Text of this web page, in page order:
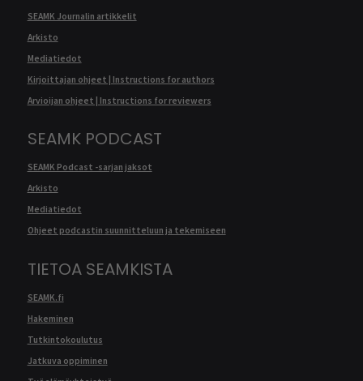
SEAMK Journalin artikkelit
Arkisto
Mediatiedot
Kirjoittajan ohjeet | Instructions for authors
Arvioijan ohjeet | Instructions for reviewers
SEAMK PODCAST
SEAMK Podcast -sarjan jaksot
Arkisto
Mediatiedot
Ohjeet podcastin suunnitteluun ja tekemiseen
TIETOA SEAMKISTA
SEAMK.fi
Hakeminen
Tutkintokoulutus
Jatkuva oppiminen